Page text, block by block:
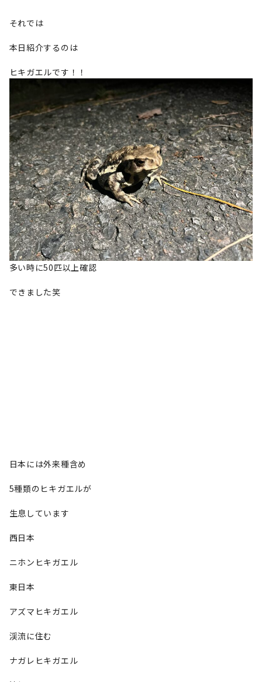
それでは
本日紹介するのは
ヒキガエルです！！
多い時に50匹以上確認
できました笑
日本には外来種含め
5種類のヒキガエルが
生息しています
西日本
ニホンヒキガエル
東日本
アズマヒキガエル
渓流に住む
ナガレヒキガエル